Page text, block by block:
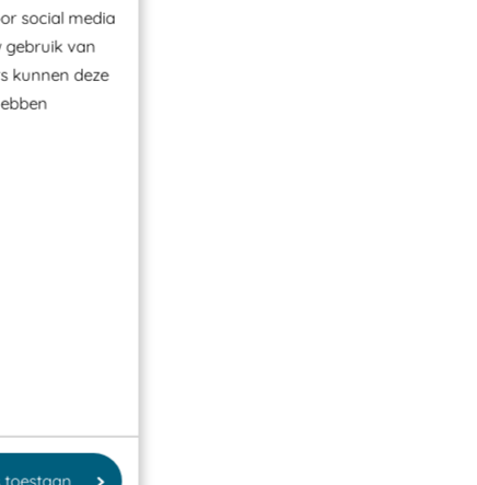
social media
gebruik van
kunnen deze
toestaan